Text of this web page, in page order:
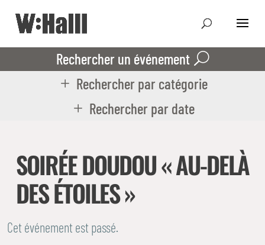
Rechercher un événement
Rechercher par catégorie
Rechercher par date
SOIRÉE DOUDOU « AU-DELÀ
DES ÉTOILES »
Cet événement est passé.